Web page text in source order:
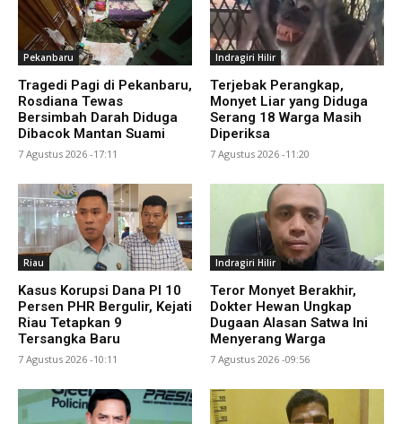
Pekanbaru
Tragedi Pagi di Pekanbaru,
Rosdiana Tewas
Bersimbah Darah Diduga
Dibacok Mantan Suami
7 Agustus 2026 -17:11
Indragiri Hilir
Terjebak Perangkap,
Monyet Liar yang Diduga
Serang 18 Warga Masih
Diperiksa
7 Agustus 2026 -11:20
Riau
Kasus Korupsi Dana PI 10
Persen PHR Bergulir, Kejati
Riau Tetapkan 9
Tersangka Baru
7 Agustus 2026 -10:11
Indragiri Hilir
Teror Monyet Berakhir,
Dokter Hewan Ungkap
Dugaan Alasan Satwa Ini
Menyerang Warga
7 Agustus 2026 -09:56